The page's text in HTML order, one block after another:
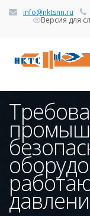
info@nktsnn.ru
Версия для